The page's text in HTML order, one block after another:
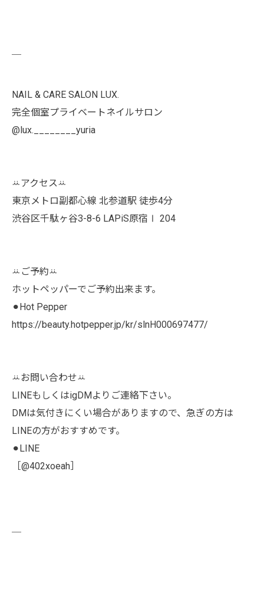
NAIL & CARE SALON LUX.
完全個室プライベートネイルサロン
@lux.________yuria
ꕁアクセスꕁ
東京メトロ副都心線 北参道駅 徒歩4分
渋谷区千駄ヶ谷3-8-6 LAPiS原宿Ⅰ 204
ꕁご予約ꕁ
ホットペッパーでご予約出来ます。
⚫︎Hot Pepper
https://beauty.hotpepper.jp/kr/slnH000697477/
ꕁお問い合わせꕁ
LINEもしくはigDMよりご連絡下さい。
DMは気付きにくい場合がありますので、急ぎの方は
LINEの方がおすすめです。
⚫︎LINE
［@402xoeah］